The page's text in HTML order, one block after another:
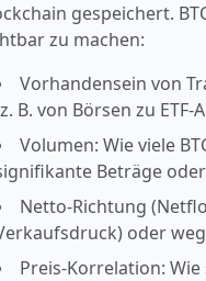
gespeichert.
zu machen:
Vorhandensein von
B. von Börsen zu ETF-
Volumen: Wie viele
Beträge
Netto-Richtung
oder
Preis-Korrelation: